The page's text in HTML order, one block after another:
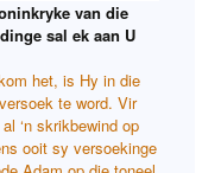
van die
sal ek aan U
het, is Hy in die
te word. Vir
‘n skrikbewind op
ooit sy versoekinge